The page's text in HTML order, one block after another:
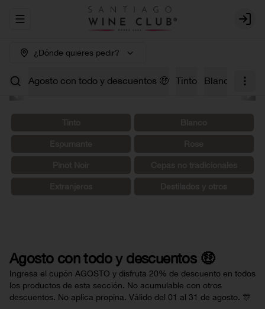
Abrir menu de navegación Login
¿Dónde quieres pedir?
Agosto con todo y descuentos 🤑 Tinto Blanco
Agosto con todo y descuentos 🤑
Ingresa el cupón AGOSTO y disfruta 20% de descuento en todos
los productos de esta sección. No acumulable con otros
descuentos. No aplica propina. Válido del 01 al 31 de agosto. 🎊